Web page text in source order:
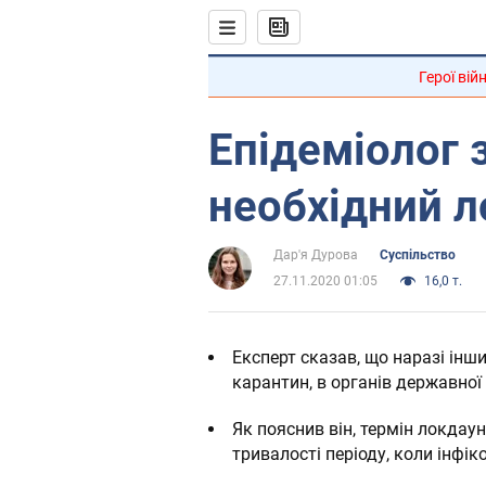
Герої
Епідеміолог
необхідний
Дар'я Дурова
Суспільство
27.11.2020 01:05
16,0 т.
Експерт сказав, що наразі
карантин, в органів
Як пояснив він, термін
тривалості періоду, коли